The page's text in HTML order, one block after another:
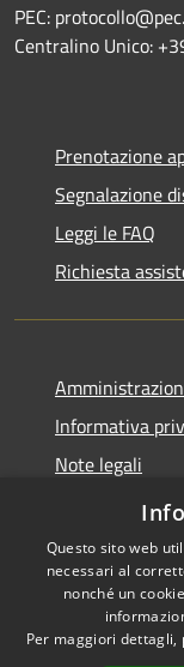
PEC:
Centralino Unico:
Prenotazione
Segnalazione
Leggi le FAQ
Richiesta
Informativa
Note legali
Dichiarazione
Accessibilità
Questo sito web
necessari al
nonché un
Per maggiori dettagli,